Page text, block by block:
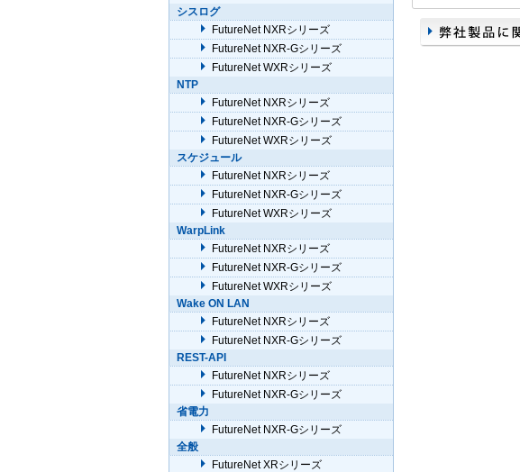
シスログ
FutureNet NXRシリーズ
FutureNet NXR-Gシリーズ
FutureNet WXRシリーズ
NTP
FutureNet NXRシリーズ
FutureNet NXR-Gシリーズ
FutureNet WXRシリーズ
スケジュール
FutureNet NXRシリーズ
FutureNet NXR-Gシリーズ
FutureNet WXRシリーズ
WarpLink
FutureNet NXRシリーズ
FutureNet NXR-Gシリーズ
FutureNet WXRシリーズ
Wake ON LAN
FutureNet NXRシリーズ
FutureNet NXR-Gシリーズ
REST-API
FutureNet NXRシリーズ
FutureNet NXR-Gシリーズ
省電力
FutureNet NXR-Gシリーズ
全般
FutureNet XRシリーズ